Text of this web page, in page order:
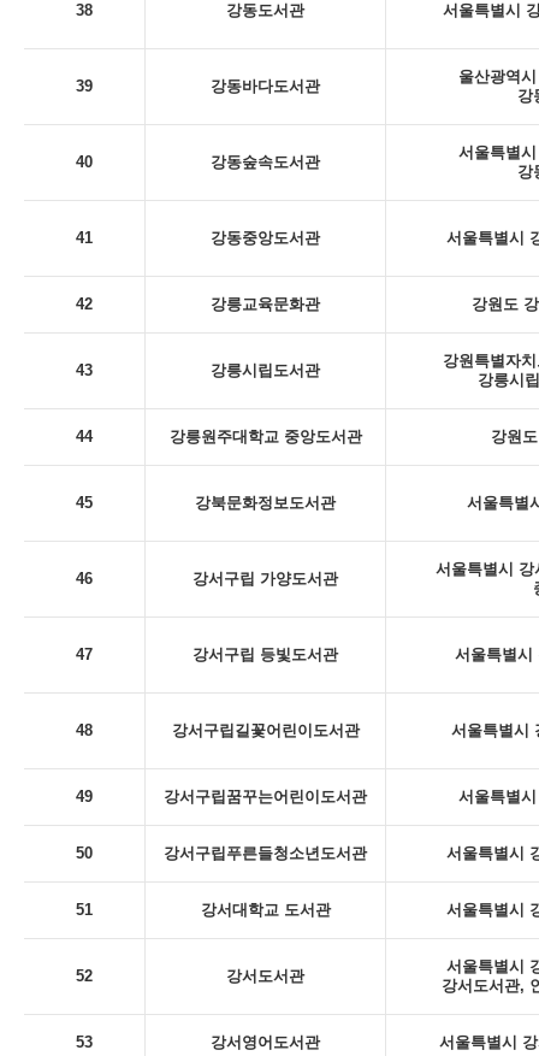
38 강동도서관 서울특별시
39 강동바다도서관
울산광역
강
40 강동숲속도서관
서울특별
강
41 강동중앙도서관 서울특별시
42 강릉교육문화관 강원도
43 강릉시립도서관
강원특별자
강릉시
44 강릉원주대학교 중앙도서관 강원
45 강북문화정보도서관 서울특별
46 강서구립 가양도서관
서울특별시 강
47 강서구립 등빛도서관 서울특별시
48 강서구립길꽃어린이도서관 서울특별시
49 강서구립꿈꾸는어린이도서관 서울특별
50 강서구립푸른들청소년도서관 서울특별시
51 강서대학교 도서관 서울특별시
52 강서도서관
서울특별시
강서도서관,
53 강서영어도서관 서울특별시